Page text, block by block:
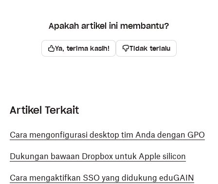
Apakah artikel ini membantu?
Ya, terima kasih! Tidak terlalu
Artikel Terkait
Cara mengonfigurasi desktop tim Anda dengan GPO
Dukungan bawaan Dropbox untuk Apple silicon
Cara mengaktifkan SSO yang didukung eduGAIN